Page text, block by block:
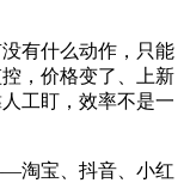
有什么动作，只能
，价格变了、上新
工盯，效率不是一
淘宝、抖音、小红